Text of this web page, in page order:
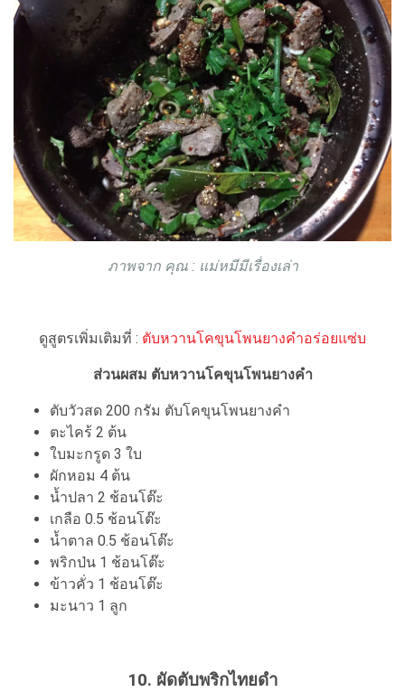
ภาพจาก คุณ : แม่หมีมีเรื่องเล่า
ดูสูตรเพิ่มเติมที่ : ตับหวานโคขุนโพนยางคำอร่อยแซ่บ
ส่วนผสม ตับหวานโคขุนโพนยางคำ
ตับวัวสด 200 กรัม ตับโคขุนโพนยางคำ
ตะไคร้ 2 ต้น
ใบมะกรูด 3 ใบ
ผักหอม 4 ต้น
น้ำปลา 2 ช้อนโต๊ะ
เกลือ 0.5 ช้อนโต๊ะ
น้ำตาล 0.5 ช้อนโต๊ะ
พริกป่น 1 ช้อนโต๊ะ
ข้าวคั่ว 1 ช้อนโต๊ะ
มะนาว 1 ลูก
10. ผัดตับพริกไทยดำ